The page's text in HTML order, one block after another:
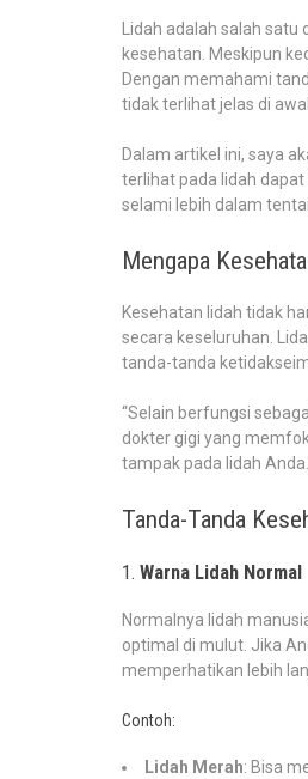
Lidah adalah salah satu
kesehatan. Meskipun
Dengan memahami
tidak terlihat jelas di awal.
Dalam artikel ini, saya
terlihat pada lidah
selami lebih dalam
Mengapa
Kesehatan lidah tidak
secara keseluruhan.
tanda-tanda
“Selain berfungsi
dokter gigi yang
tampak pada lidah
Tanda-Tanda
1. Warna Lidah Normal
Normalnya lidah
optimal di mulut. Jika
memperhatikan lebih
Contoh:
Lidah Merah: Bisa